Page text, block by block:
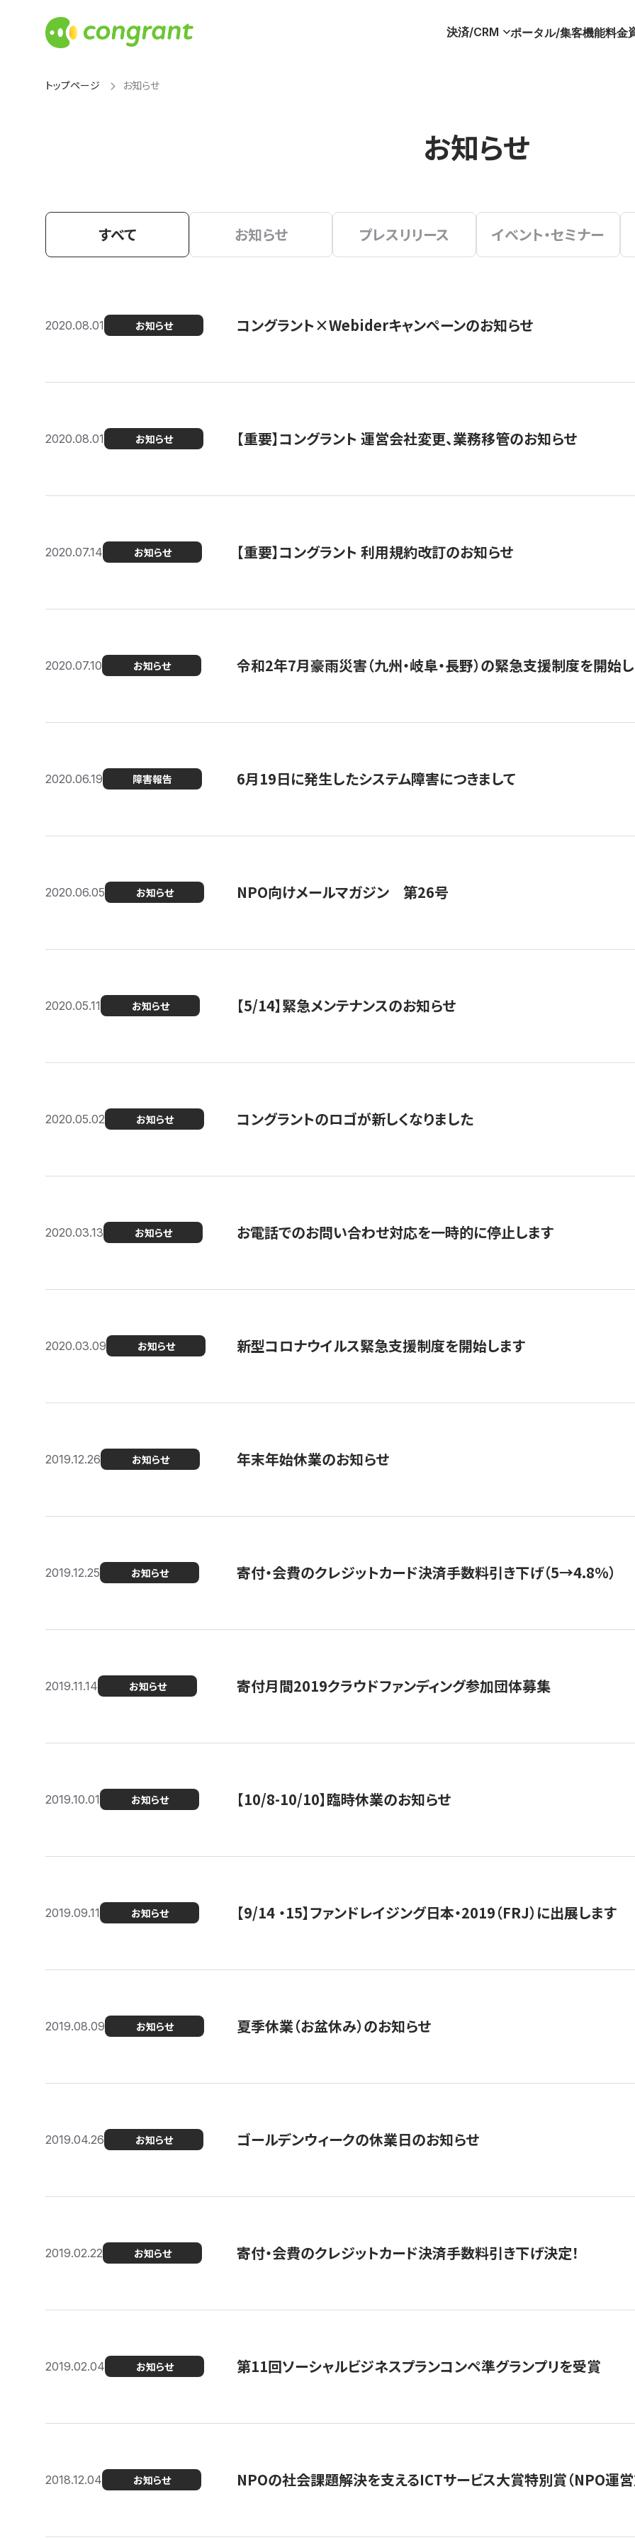
決済/CRM ポータル/集客機能料金
トップページ お知らせ
お知らせ
すべて お知らせ プレスリリース イベント・セミナー
2020.08.01 お知らせ コングラント×Webiderキャンペーンのお知らせ
2020.08.01 お知らせ 【重要】コングラント 運営会社変更、業務移管のお知らせ
2020.07.14 お知らせ 【重要】コングラント 利用規約改訂のお知らせ
2020.07.10 お知らせ 令和2年7月豪雨災害（九州・岐阜・長野）の緊急支援制度を開始
2020.06.19 障害報告 6月19日に発生したシステム障害につきまして
2020.06.05 お知らせ NPO向けメールマガジン 第26号
2020.05.11 お知らせ 【5/14】緊急メンテナンスのお知らせ
2020.05.02 お知らせ コングラントのロゴが新しくなりました
2020.03.13 お知らせ お電話でのお問い合わせ対応を一時的に停止します
2020.03.09 お知らせ 新型コロナウイルス緊急支援制度を開始します
2019.12.26 お知らせ 年末年始休業のお知らせ
2019.12.25 お知らせ 寄付・会費のクレジットカード決済手数料引き下げ（5→4.8%）
2019.11.14 お知らせ 寄付月間2019クラウドファンディング参加団体募集
2019.10.01 お知らせ 【10/8-10/10】臨時休業のお知らせ
2019.09.11 お知らせ 【9/14 ・15】ファンドレイジング日本・2019（FRJ）に出展します
2019.08.09 お知らせ 夏季休業（お盆休み）のお知らせ
2019.04.26 お知らせ ゴールデンウィークの休業日のお知らせ
2019.02.22 お知らせ 寄付・会費のクレジットカード決済手数料引き下げ決定！
2019.02.04 お知らせ 第11回ソーシャルビジネスプランコンペ準グランプリを受賞
2018.12.04 お知らせ NPOの社会課題解決を支えるICTサービス大賞特別賞（NPO運